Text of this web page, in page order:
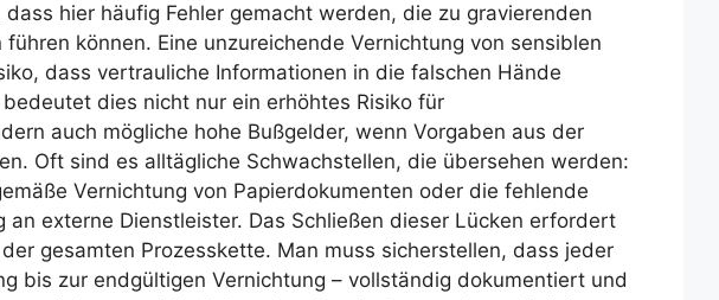
hier häufig Fehler gemacht werden, die zu gravierenden
können. Eine unzureichende Vernichtung von sensiblen
dass vertrauliche Informationen in die falschen Hände
dies nicht nur ein erhöhtes Risiko für
auch mögliche hohe Bußgelder, wenn Vorgaben aus der
Oft sind es alltägliche Schwachstellen, die übersehen werden:
Vernichtung von Papierdokumenten oder die fehlende
an externe Dienstleister. Das Schließen dieser Lücken erfordert
gesamten Prozesskette. Man muss sicherstellen, dass jeder
bis zur endgültigen Vernichtung – vollständig dokumentiert und